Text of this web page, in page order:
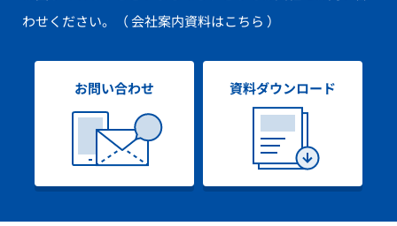
わせください。
（ 会社案内資料はこちら ）
お問い合わせ 資料ダウンロード